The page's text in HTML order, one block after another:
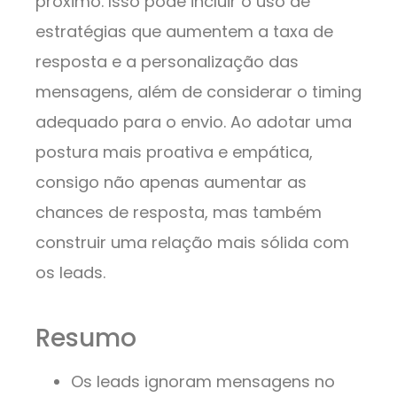
estratégias que aumentem a taxa de
resposta e a personalização das
mensagens, além de considerar o timing
adequado para o envio. Ao adotar uma
postura mais proativa e empática,
consigo não apenas aumentar as
chances de resposta, mas também
construir uma relação mais sólida com
os leads.
Resumo
Os leads ignoram mensagens no